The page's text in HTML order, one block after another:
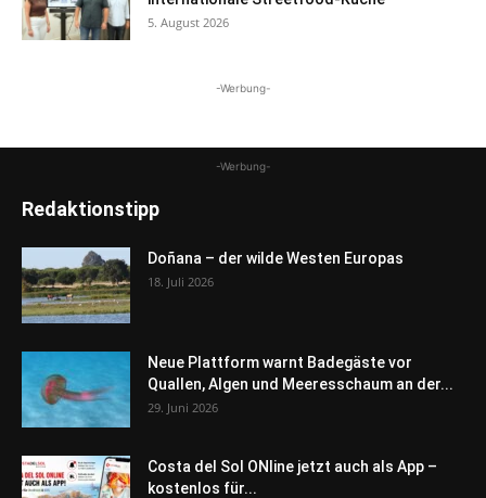
5. August 2026
-Werbung-
-Werbung-
Redaktionstipp
Doñana – der wilde Westen Europas
18. Juli 2026
Neue Plattform warnt Badegäste vor
Quallen, Algen und Meeresschaum an der...
29. Juni 2026
Costa del Sol ONline jetzt auch als App –
kostenlos für...